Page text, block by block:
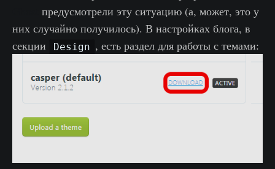
предусмотрели эту ситуацию (а, может, это у
них случайно получилось). В настройках блога, в
секции
Design , есть раздел для работы с темами: